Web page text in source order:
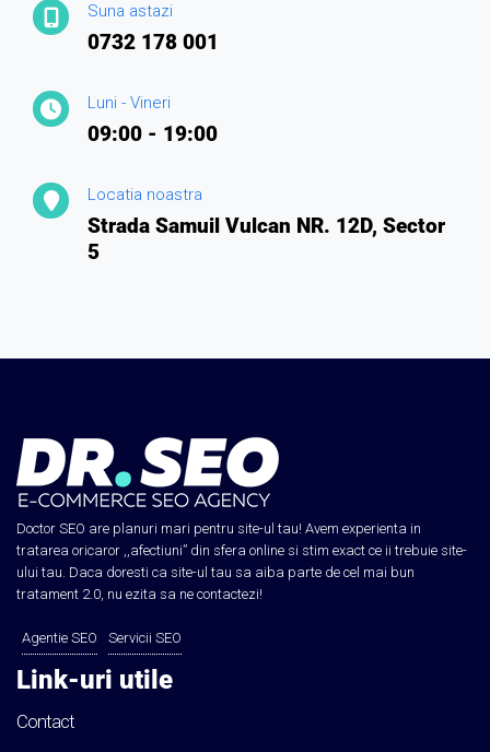
Suna astazi
0732 178 001
Luni - Vineri
09:00 - 19:00
Locatia noastra
Strada Samuil Vulcan NR. 12D, Sector
5
Doctor SEO are planuri mari pentru site-ul tau! Avem experienta in
tratarea oricaror ,,afectiuni” din sfera online si stim exact ce ii trebuie site-
ului tau. Daca doresti ca site-ul tau sa aiba parte de cel mai bun
tratament 2.0, nu ezita sa ne contactezi!
Agentie SEO Servicii SEO
Link-uri utile
Contact